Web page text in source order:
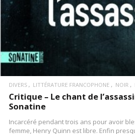
DIVERS LITTÉRATURE FRANCOPHONE NOIR
Critique – Le chant de
Sonatine
Incarcéré pendant trois ans pour avoir
femme, Henry Quinn est libre. Enfin